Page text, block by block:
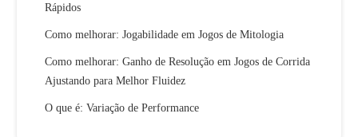
Rápidos
Como melhorar: Jogabilidade em Jogos de Mitologia
Como melhorar: Ganho de Resolução em Jogos de Corrida
Ajustando para Melhor Fluidez
O que é: Variação de Performance